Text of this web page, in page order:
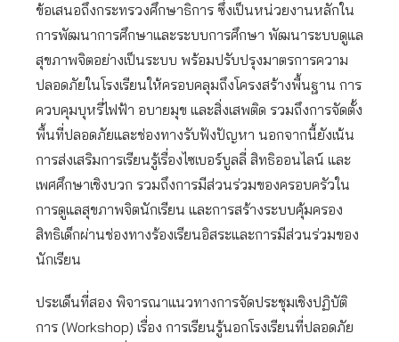
ข้อเสนอถึงกระทรวงศึกษาธิการ ซึ่งเป็นหน่วยงานหลักใน
การพัฒนาการศึกษาและระบบการศึกษา พัฒนาระบบดูแล
สุขภาพจิตอย่างเป็นระบบ พร้อมปรับปรุงมาตรการความ
ปลอดภัยในโรงเรียนให้ครอบคลุมถึงโครงสร้างพื้นฐาน การ
ควบคุมบุหรี่ไฟฟ้า อบายมุข และสิ่งเสพติด รวมถึงการจัดตั้ง
พื้นที่ปลอดภัยและช่องทางรับฟังปัญหา นอกจากนี้ยังเน้น
การส่งเสริมการเรียนรู้เรื่องไซเบอร์บูลลี่ สิทธิออนไลน์ และ
เพศศึกษาเชิงบวก รวมถึงการมีส่วนร่วมของครอบครัวใน
การดูแลสุขภาพจิตนักเรียน และการสร้างระบบคุ้มครอง
สิทธิเด็กผ่านช่องทางร้องเรียนอิสระและการมีส่วนร่วมของ
นักเรียน
ประเด็นที่สอง พิจารณาแนวทางการจัดประชุมเชิงปฏิบัติ
การ (Workshop) เรื่อง การเรียนรู้นอกโรงเรียนที่ปลอดภัย